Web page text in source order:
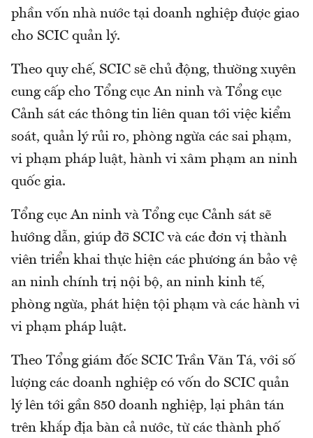
phần vốn nhà nước tại doanh nghiệp được giao
cho SCIC quản lý.
Theo quy chế, SCIC sẽ chủ động, thường xuyên
cung cấp cho Tổng cục An ninh và Tổng cục
Cảnh sát các thông tin liên quan tới việc kiểm
soát, quản lý rủi ro, phòng ngừa các sai phạm,
vi phạm pháp luật, hành vi xâm phạm an ninh
quốc gia.
Tổng cục An ninh và Tổng cục Cảnh sát sẽ
hướng dẫn, giúp đỡ SCIC và các đơn vị thành
viên triển khai thực hiện các phương án bảo vệ
an ninh chính trị nội bộ, an ninh kinh tế,
phòng ngừa, phát hiện tội phạm và các hành vi
vi phạm pháp luật.
Theo Tổng giám đốc SCIC Trần Văn Tá, với số
lượng các doanh nghiệp có vốn do SCIC quản
lý lên tới gần 850 doanh nghiệp, lại phân tán
trên khắp địa bàn cả nước, từ các thành phố